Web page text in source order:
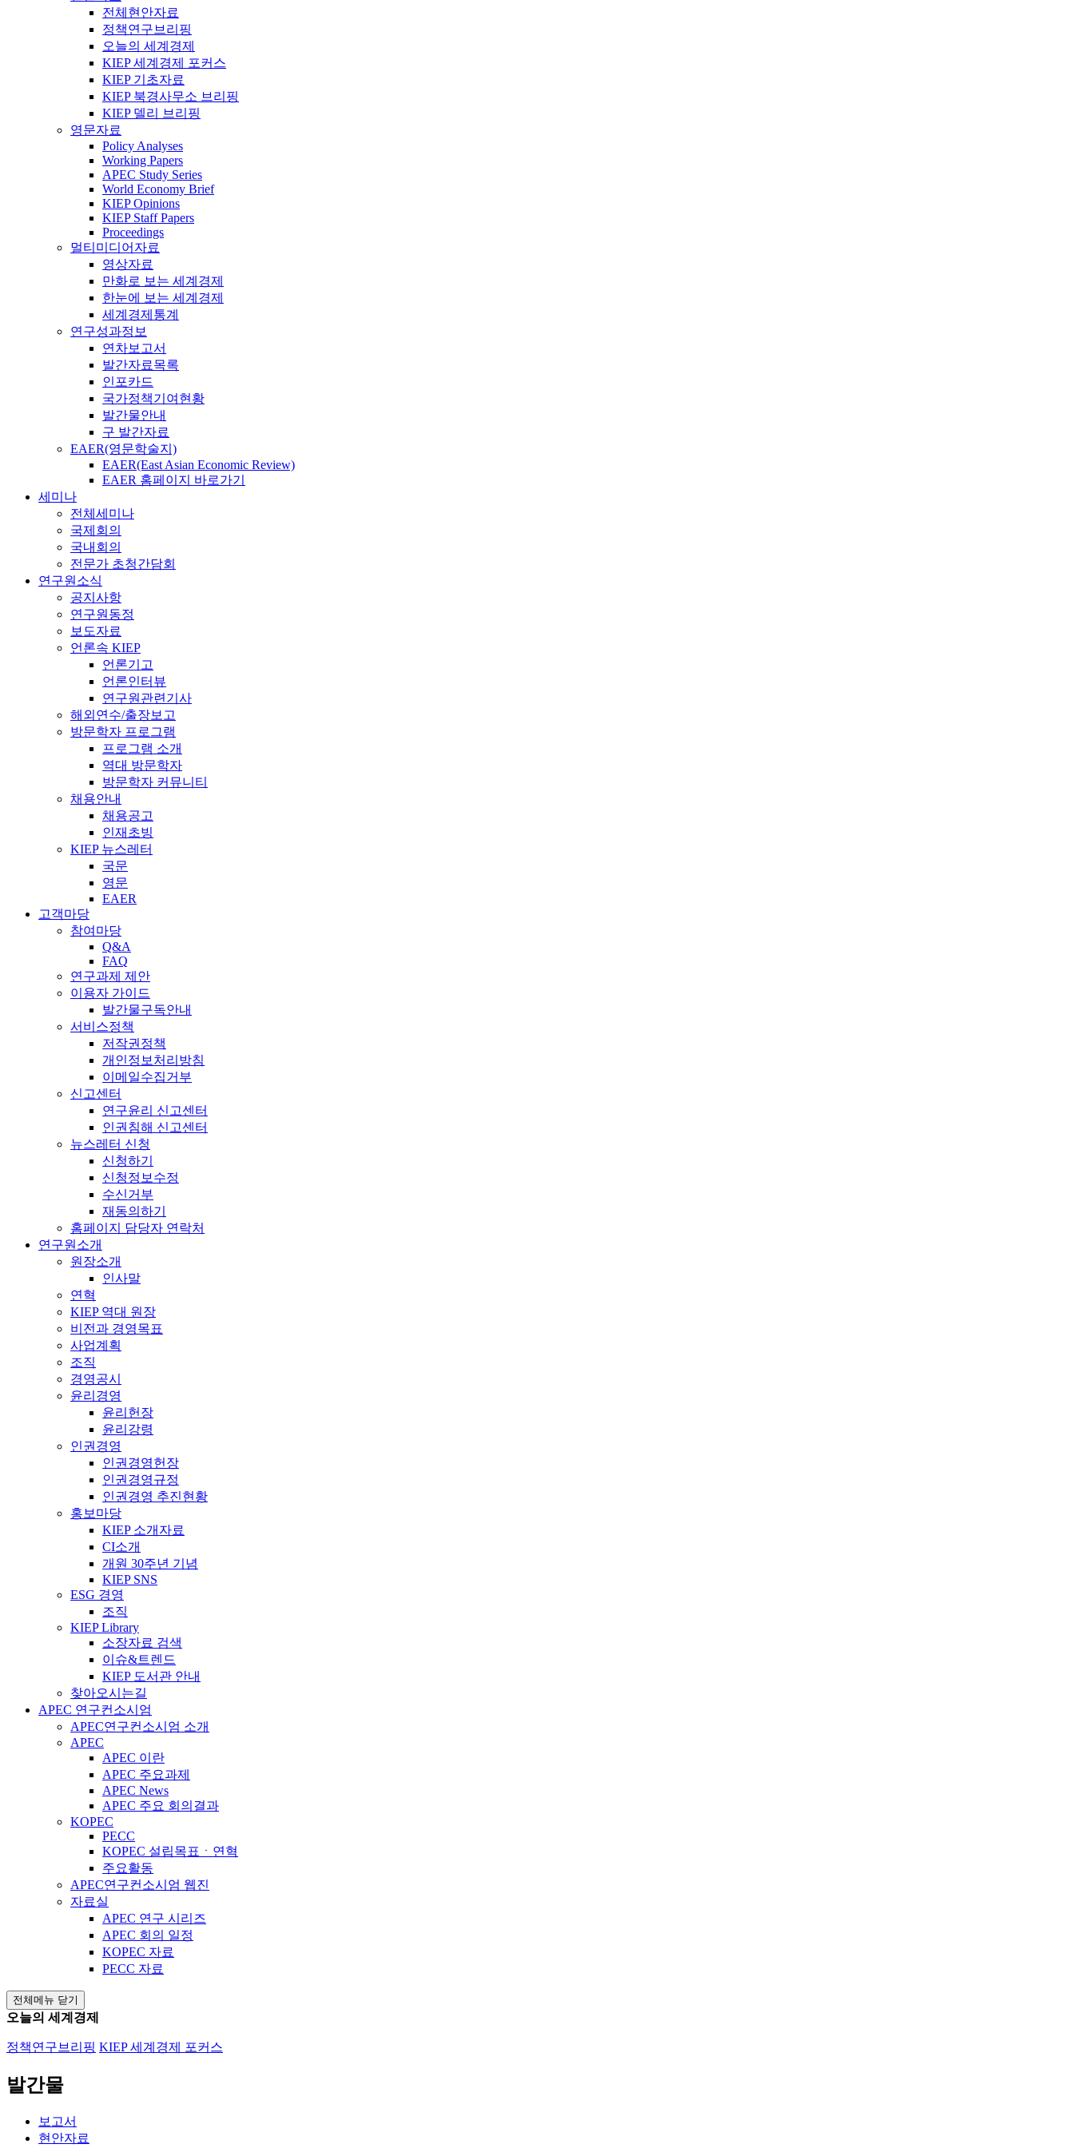
전체현안자료
정책연구브리핑
오늘의 세계경제
KIEP 세계경제 포커스
KIEP 기초자료
KIEP 북경사무소 브리핑
KIEP 델리 브리핑
영문자료
Policy Analyses
Working Papers
APEC Study Series
World Economy Brief
KIEP Opinions
KIEP Staff Papers
Proceedings
멀티미디어자료
영상자료
만화로 보는 세계경제
한눈에 보는 세계경제
세계경제통계
연구성과정보
연차보고서
발간자료목록
인포카드
국가정책기여현황
발간물안내
구 발간자료
EAER(영문학술지)
EAER(East Asian Economic Review)
EAER 홈페이지 바로가기
세미나
전체세미나
국제회의
국내회의
전문가 초청간담회
연구원소식
공지사항
연구원동정
보도자료
언론속 KIEP
언론기고
언론인터뷰
연구원관련기사
해외연수/출장보고
방문학자 프로그램
프로그램 소개
역대 방문학자
방문학자 커뮤니티
채용안내
채용공고
인재초빙
KIEP 뉴스레터
국문
영문
EAER
고객마당
참여마당
Q&A
FAQ
연구과제 제안
이용자 가이드
발간물구독안내
서비스정책
저작권정책
개인정보처리방침
이메일수집거부
신고센터
연구윤리 신고센터
인권침해 신고센터
뉴스레터 신청
신청하기
신청정보수정
수신거부
재동의하기
홈페이지 담당자 연락처
연구원소개
원장소개
인사말
연혁
KIEP 역대 원장
비전과 경영목표
사업계획
조직
경영공시
윤리경영
윤리헌장
윤리강령
인권경영
인권경영헌장
인권경영규정
인권경영 추진현황
홍보마당
KIEP 소개자료
CI소개
개원 30주년 기념
KIEP SNS
ESG 경영
조직
KIEP Library
소장자료 검색
이슈&트렌드
KIEP 도서관 안내
찾아오시는길
APEC 연구컨소시엄
APEC연구컨소시엄 소개
APEC
APEC 이란
APEC 주요과제
APEC News
APEC 주요 회의결과
KOPEC
PECC
KOPEC 설립목표ㆍ연혁
주요활동
APEC연구컨소시엄 웹진
자료실
APEC 연구 시리즈
APEC 회의 일정
KOPEC 자료
PECC 자료
전체메뉴 닫기
오늘의 세계경제
정책연구브리핑 KIEP 세계경제 포커스
발간물
보고서
현안자료